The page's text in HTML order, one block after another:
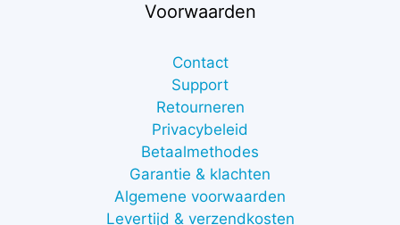
Voorwaarden
Contact
Support
Retourneren
Privacybeleid
Betaalmethodes
Garantie & klachten
Algemene voorwaarden
Levertijd & verzendkosten